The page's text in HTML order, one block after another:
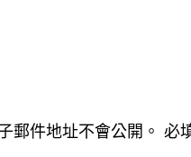
郵件地址不會公開。 必